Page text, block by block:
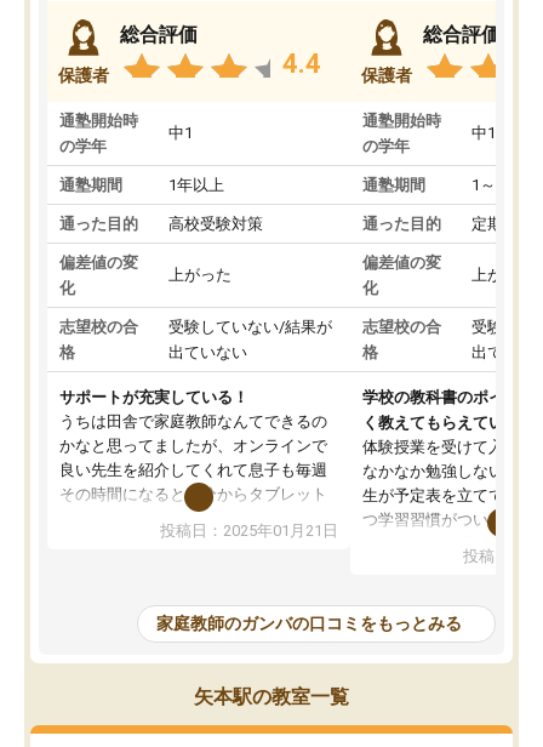
保護者
総合評価
4.4
通塾開始時
の学年
中1
通塾期間 1年以上
通った目的 高校受験対策
偏差値の変
化
上がった
志望校の合
格
受験していない/結果が
出ていない
サポートが充実している！
うちは田舎で家庭教師なんてできるの
かなと思ってましたが、オンラインで
良い先生を紹介してくれて息子も毎週
その時間になると自分からタブレット
を開いてzoomを繋げるようになりまし
た！5科目なんでもOKなのもとても気
めて1年ほどだった今では平均点以上の
科目が増えてきました！あと1年受験ま
であるので無料の週末教室を使用しな
がら頑張って欲しいと思います！
投稿日：2025年01月21日
保護者
総合評価
通塾開始時
の学年
中1
通塾期間 1～3ヵ月
通った目的 定期テス
偏差値の変
化
上がった
志望校の合
格
受験して
出ていな
学校の教科書のポイント
く教えてもらえている
体験授業を受けて入塾し
なかなか勉強しない息子
生が予定表を立ててくれ
つ学習習慣がついてきま
指導が無い日も予定表
問できるのでとても助か
投稿日：
家庭教師のガンバの口コミをもっとみる
矢本駅の教室一覧